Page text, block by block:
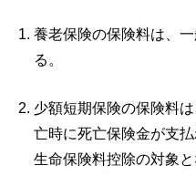
養老保険の保険料は、
る。
少額短期保険の保険料
亡時に死亡保険金が支
生命保険料控除の対象と